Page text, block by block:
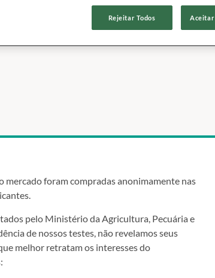
mercado foram compradas anonimamente nas
pelo Ministério da Agricultura, Pecuária e
de nossos testes, não revelamos seus
melhor retratam os interesses do
Rejeitar Todos